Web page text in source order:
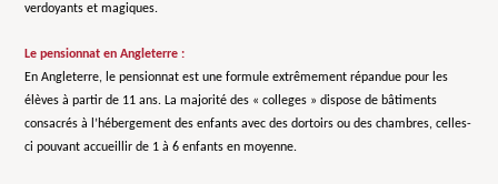
verdoyants et magiques.
Le pensionnat en Angleterre :
En Angleterre, le pensionnat est une formule extrêmement répandue pour les
élèves à partir de 11 ans. La majorité des « colleges » dispose de bâtiments
consacrés à l’hébergement des enfants avec des dortoirs ou des chambres, celles-
ci pouvant accueillir de 1 à 6 enfants en moyenne.